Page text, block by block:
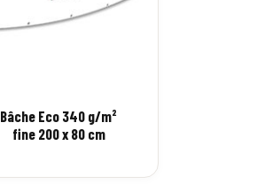
Bâche Eco 340 g/m²
fine 200 x 80 cm